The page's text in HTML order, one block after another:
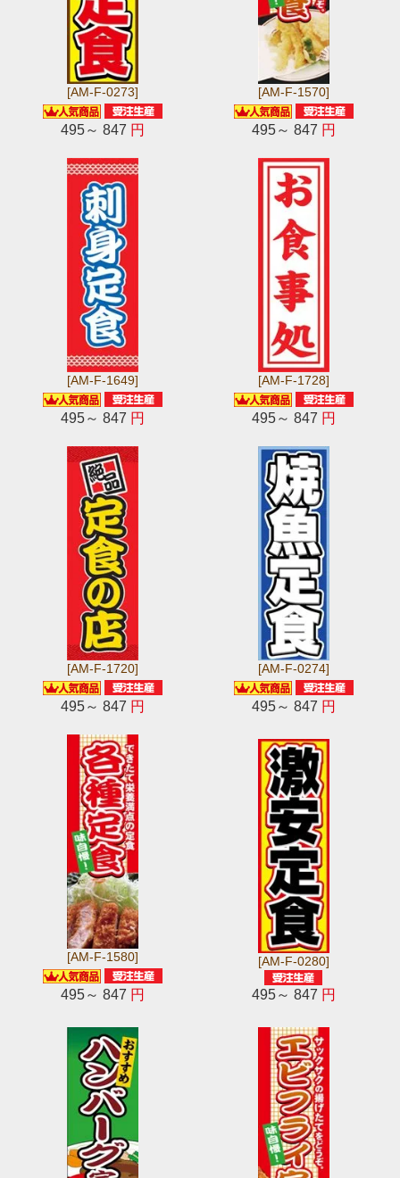
[AM-F-0273]
495～ 847 円
[AM-F-1570]
495～ 847 円
[AM-F-1649]
495～ 847 円
[AM-F-1728]
495～ 847 円
[AM-F-1720]
495～ 847 円
[AM-F-0274]
495～ 847 円
[AM-F-1580]
495～ 847 円
[AM-F-0280]
495～ 847 円